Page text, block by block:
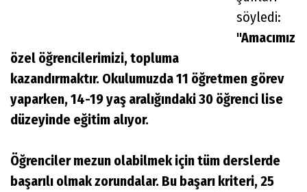
söyledi:
"Amacımız
özel öğrencilerimizi, topluma
kazandırmaktır. Okulumuzda 11 öğretmen görev
yaparken, 14-19 yaş aralığındaki 30 öğrenci lise
düzeyinde eğitim alıyor.
Öğrenciler mezun olabilmek için tüm derslerde
başarılı olmak zorundalar. Bu başarı kriteri, 25